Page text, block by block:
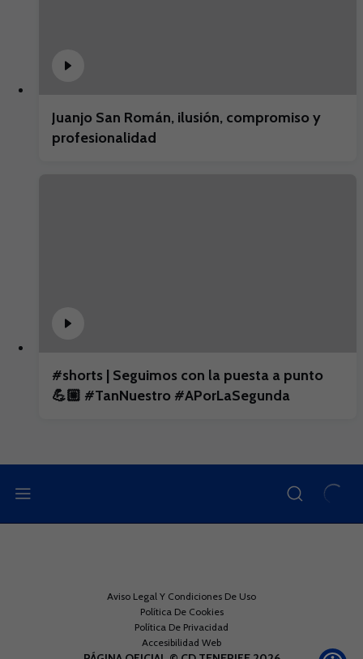
Juanjo San Román, ilusión, compromiso y
profesionalidad
#shorts | Seguimos con la puesta a punto
💪🏼 #TanNuestro #APorLaSegunda
Aviso Legal Y Condiciones De Uso
Política De Cookies
Política De Privacidad
Accesibilidad Web